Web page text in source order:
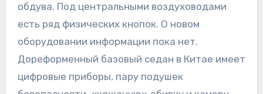
обдува. Под центральными воздуховодами
есть ряд физических кнопок. О новом
оборудовании информации пока нет.
Дореформенный базовый седан в Китае имеет
цифровые приборы, пару подушек